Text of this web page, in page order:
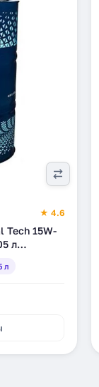
★ 4.6
Tech 15W-
л
л